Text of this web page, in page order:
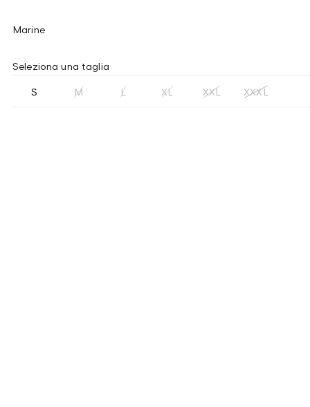
Marine
Seleziona una taglia
S M L XL XXL XXXL